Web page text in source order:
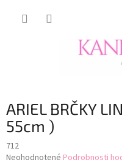
ARIEL BRČKY
55cm )
712
Priemerné
Neohodnotené Podrobnosti